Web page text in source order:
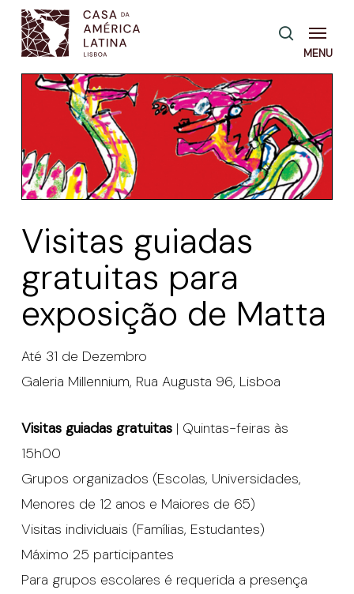
Skip
main
content
pesquisa
Menu
Visitas guiadas
gratuitas para
exposição de Matta
Até 31 de Dezembro
Galeria Millennium, Rua Augusta 96, Lisboa
Visitas guiadas gratuitas| Quintas-feiras às
15h00
Grupos organizados (Escolas, Universidades,
Menores de 12 anos e Maiores de 65)
Visitas individuais (Famílias, Estudantes)
Máximo 25 participantes
Para grupos escolares é requerida a presença